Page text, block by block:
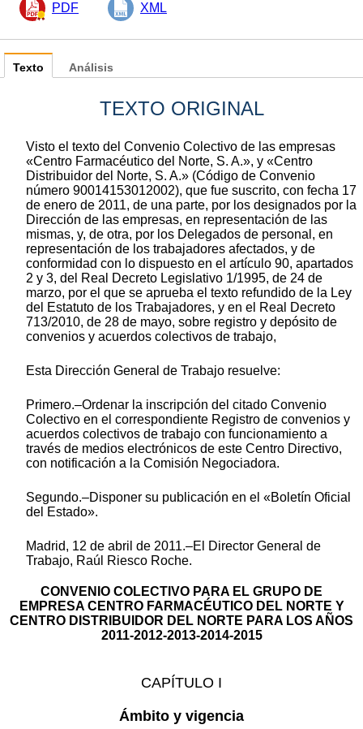
PDF XML
Texto
TEXTO ORIGINAL
Visto el texto del Convenio Colectivo de las empresas
«Centro Farmacéutico del Norte, S. A.», y «Centro
Distribuidor del Norte, S. A.» (Código de Convenio
número 90014153012002), que fue suscrito, con fecha 17
de enero de 2011, de una parte, por los designados por la
Dirección de las empresas, en representación de las
mismas, y, de otra, por los Delegados de personal, en
representación de los trabajadores afectados, y de
conformidad con lo dispuesto en el artículo 90, apartados
2 y 3, del Real Decreto Legislativo 1/1995, de 24 de
marzo, por el que se aprueba el texto refundido de la Ley
del Estatuto de los Trabajadores, y en el Real Decreto
713/2010, de 28 de mayo, sobre registro y depósito de
convenios y acuerdos colectivos de trabajo,
Esta Dirección General de Trabajo resuelve:
Primero.–Ordenar la inscripción del citado Convenio
Colectivo en el correspondiente Registro de convenios y
acuerdos colectivos de trabajo con funcionamiento a
través de medios electrónicos de este Centro Directivo,
con notificación a la Comisión Negociadora.
Segundo.–Disponer su publicación en el «Boletín Oficial
del Estado».
Madrid, 12 de abril de 2011.–El Director General de
Trabajo, Raúl Riesco Roche.
CONVENIO COLECTIVO PARA EL GRUPO DE
EMPRESA CENTRO FARMACÉUTICO DEL NORTE Y
CENTRO DISTRIBUIDOR DEL NORTE PARA LOS AÑOS
2011-2012-2013-2014-2015
CAPÍTULO I
Ámbito y vigencia
Análisis